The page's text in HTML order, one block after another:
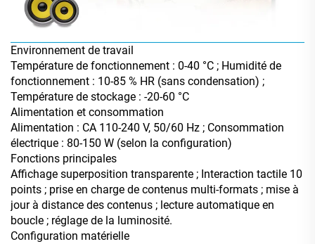
Environnement de travail
Température de fonctionnement : 0-40 °C ; Humidité de
fonctionnement : 10-85 % HR (sans condensation) ;
Température de stockage : -20-60 °C
Alimentation et consommation
Alimentation : CA 110-240 V, 50/60 Hz ; Consommation
électrique : 80-150 W (selon la configuration)
Fonctions principales
Affichage superposition transparente ; Interaction tactile 10
points ; prise en charge de contenus multi-formats ; mise à
jour à distance des contenus ; lecture automatique en
boucle ; réglage de la luminosité.
Configuration matérielle